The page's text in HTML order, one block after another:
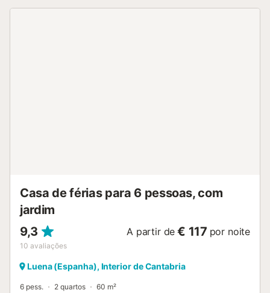
Casa de férias para 6 pessoas, com
jardim
9,3
10 avaliações
A partir de € 117 por noite
Luena (Espanha), Interior de Cantabria
6 pess. 2 quartos 60 m²